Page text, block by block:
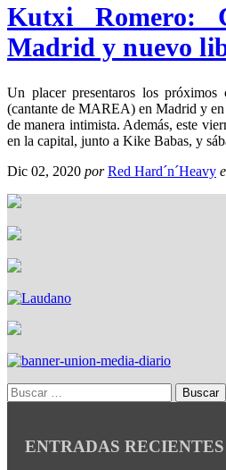
Kutxi Romero:
Madrid y nuevo
Un placer presentaros los
(cantante de MAREA) en Madrid y
de manera intimista. Además, este
en la capital, junto a Kike Babas, y
Dic 02, 2020 por Red Hard´n´Heavy
ENTRADAS RECIENTES